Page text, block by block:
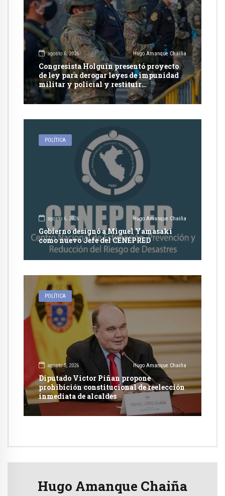
agosto 6, 2026 Hugo Amanque Chaiña
Congresista Holguín presentó proyecto
de ley para derogar leyes de impunidad
militar y policial y restituir
competencia de justicia ordinaria
POLÍTICA
agosto 6, 2026 Hugo Amanque Chaiña
Gobierno designó a Miguel Yamasaki
como nuevo Jefe del CENEPRED
POLÍTICA
agosto 5, 2026 Hugo Amanque Chaiña
Diputado Victor Piñan propone
prohibición constitucional de reelección
inmediata de alcaldes
Hugo Amanque Chaiña